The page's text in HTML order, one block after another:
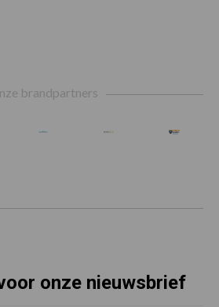
brandpartners
onze nieuwsbrief